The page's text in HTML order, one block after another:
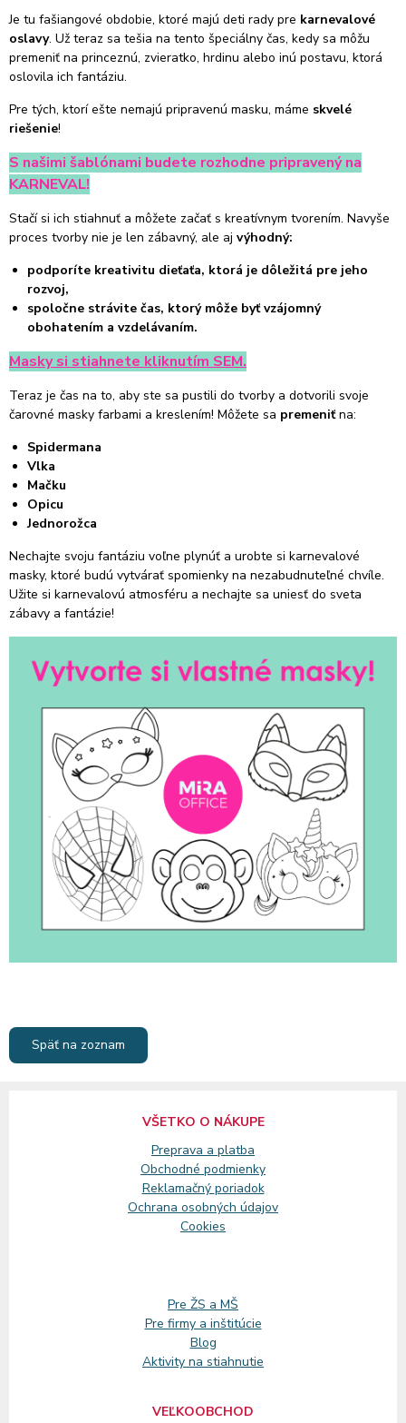
Je tu fašiangové obdobie, ktoré majú deti rady pre karnevalové
oslavy. Už teraz sa tešia na tento špeciálny čas, kedy sa môžu
premeniť na princeznú, zvieratko, hrdinu alebo inú postavu, ktorá
oslovila ich fantáziu.
Pre tých, ktorí ešte nemajú pripravenú masku, máme skvelé
riešenie!
S našimi šablónami budete rozhodne pripravený na
KARNEVAL!
Stačí si ich stiahnuť a môžete začať s kreatívnym tvorením. Navyše
proces tvorby nie je len zábavný, ale aj výhodný:
podporíte kreativitu dieťaťa, ktorá je dôležitá pre jeho
rozvoj,
spoločne strávite čas, ktorý môže byť vzájomný
obohatením a vzdelávaním.
Masky si stiahnete kliknutím SEM.
Teraz je čas na to, aby ste sa pustili do tvorby a dotvorili svoje
čarovné masky farbami a kreslením! Môžete sa premeniťna:
Spidermana
Vlka
Mačku
Opicu
Jednorožca
Nechajte svoju fantáziu voľne plynúť a urobte si karnevalové
masky, ktoré budú vytvárať spomienky na nezabudnuteľné chvíle.
Užite si karnevalovú atmosféru a nechajte sa uniesť do sveta
zábavy a fantázie!
Späť na zoznam
VŠETKO O NÁKUPE
Preprava a platba
Obchodné podmienky
Reklamačný poriadok
Ochrana osobných údajov
Cookies
Pre ŽS a MŠ
Pre firmy a inštitúcie
Blog
Aktivity na stiahnutie
VEĽKOOBCHOD